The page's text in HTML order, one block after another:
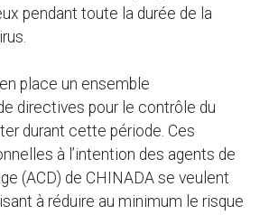
pendant toute la durée de la
place un ensemble
directives pour le contrôle du
durant cette période. Ces
à l’intention des agents de
(ACD) de CHINADA se veulent
à réduire au minimum le risque